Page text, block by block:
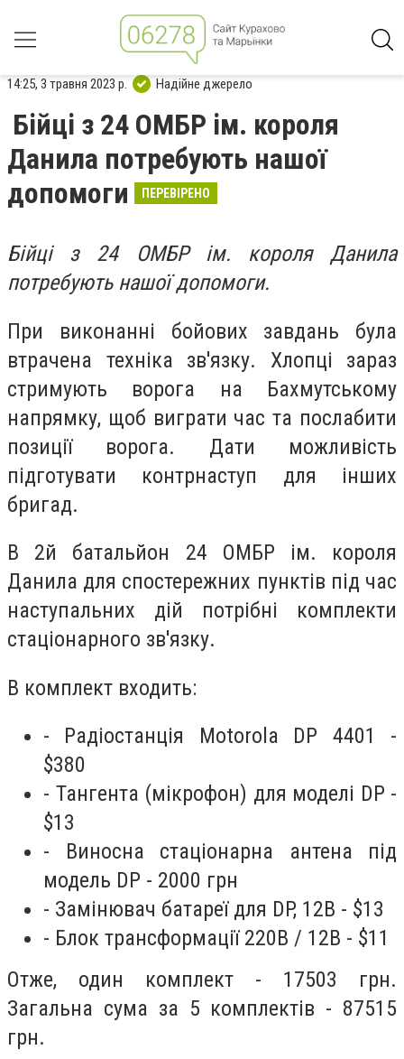
14:25, 3 травня 2023 р. Надійне джерело
Бійці з 24 ОМБР ім. короля
Данила потребують нашої
допомоги
ПЕРЕВІРЕНО
Бійці з 24 ОМБР ім. короля Данила
потребують нашої допомоги.
При виконанні бойових завдань була
втрачена техніка зв'язку. Хлопці зараз
стримують ворога на Бахмутському
напрямку, щоб виграти час та послабити
позиції ворога. Дати можливість
підготувати контрнаступ для інших
бригад.
В 2й батальйон 24 ОМБР ім. короля
Данила для спостережних пунктів під час
наступальних дій потрібні комплекти
стаціонарного зв'язку.
В комплект входить:
- Радіостанція Motorola DP 4401 -
$380
- Тангента (мікрофон) для моделі DP -
$13
- Виносна стаціонарна антена під
модель DP - 2000 грн
- Замінювач батареї для DP, 12В - $13
- Блок трансформації 220В / 12В - $11
Отже, один комплект - 17503 грн.
Загальна сума за 5 комплектів - 87515
грн.